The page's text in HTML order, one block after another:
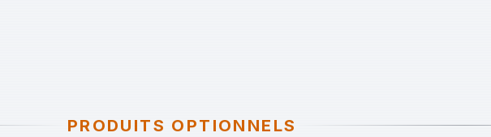
PRODUITS OPTIONNELS